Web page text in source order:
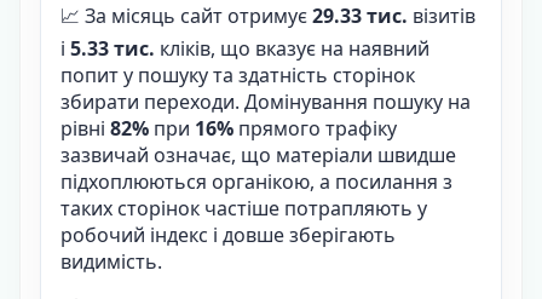
📈 За місяць сайт отримує29.33 тис. візитів
і 5.33 тис. кліків, що вказує на наявний
попит у пошуку та здатність сторінок
збирати переходи. Домінування пошуку на
рівні 82% при 16% прямого трафіку
зазвичай означає, що матеріали швидше
підхоплюються органікою, а посилання з
таких сторінок частіше потрапляють у
робочий індекс і довше зберігають
видимість.